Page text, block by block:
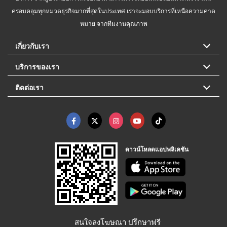
ครอบคลุมทุกหมวดธุรกิจมากที่สุดในประเทศ เราจะมอบบริการที่เหนือความคาด
หมาย จากทีมงานคุณภาพ
เกี่ยวกับเรา
บริการของเรา
ติดต่อเรา
ดาวน์โหลดแอปพลิเคชัน
สนใจลงโฆษณา ปรึกษาฟรี